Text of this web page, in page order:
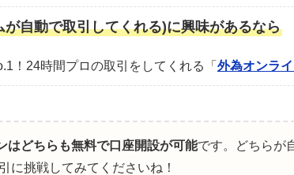
が自動で取引してくれる)に興味があるなら
！24時間プロの取引をしてくれる「 外為オンラ
はどちらも無料で口座開設が可能です。どちらが
に挑戦してみてくださいね！